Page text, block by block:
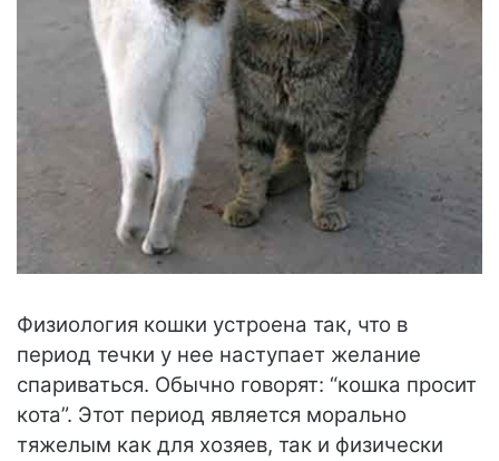
Физиология кошки устроена так, что в
период течки у нее наступает желание
спариваться. Обычно говорят: “кошка просит
кота”. Этот период является морально
тяжелым как для хозяев, так и физически